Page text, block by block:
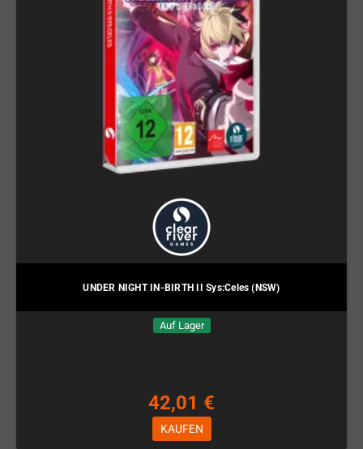
UNDER NIGHT IN-BIRTH II Sys:Celes (NSW)
Auf Lager
42,01 €
KAUFEN